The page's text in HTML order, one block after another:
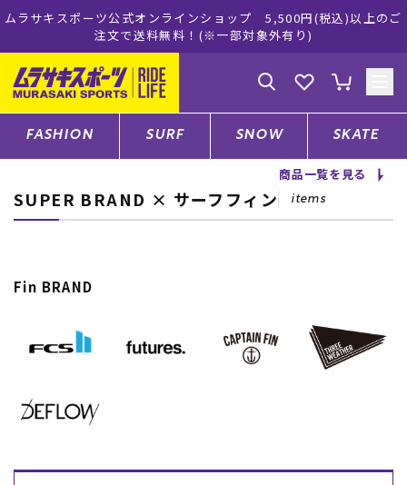
ツ公式オンラインショップ 5,500円(税込)以上のご
注文で送料無料！(※一部対象外有り)
ムラサキスポ
ゲスト様
ログイン 会員登録
店舗一覧
ファッションTOP
FASHION SURF SNOW SKATE
商品一覧を見る
SUPER BRAND × サーフフィン items
Fin BRAND